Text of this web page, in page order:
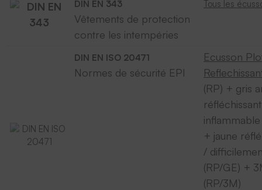
DIN EN 343
Vêtements de protection
contre les intempéries
Tous les
DIN EN ISO 20471
Normes de sécurité EPI
Ecusson
(RP) + gris
inflammable
+ jaune
/
(RP/GE) +
(RP/3M)